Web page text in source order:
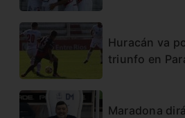
Huracán va
triunfo en
Maradona